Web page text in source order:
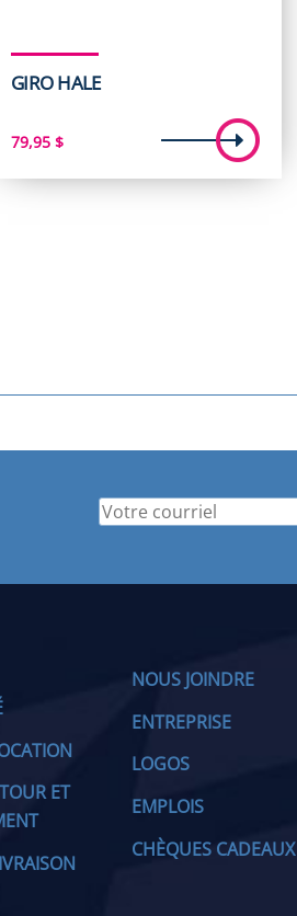
GIRO HALE
79,95 $
ET
NOUS JOINDRE
ENTREPRISE
LOGOS
EMPLOIS
CHÈQUES CADEAUX